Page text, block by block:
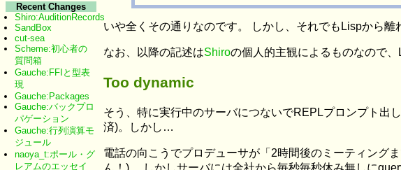
いや全くその通りなのです。 しかし、それでもLispから
なお、以降の記述はShiroの個人的主観によるものなので
Too dynamic
そう、特に実行中のサーバにつないでREPLプロンプト出
済)。しかし…
電話の向こうでプロデューサが「2時間後のミーティング
Recent Changes
Shiro:AuditionRecords
SandBox
cut-sea
Scheme:初心者の
質問箱
Gauche:FFIと型表
現
Gauche:Packages
Gauche:バックプロ
パゲーション
Gauche:行列演算モ
ジュール
naoya_t:ポール・グ
レアムのエッセイ